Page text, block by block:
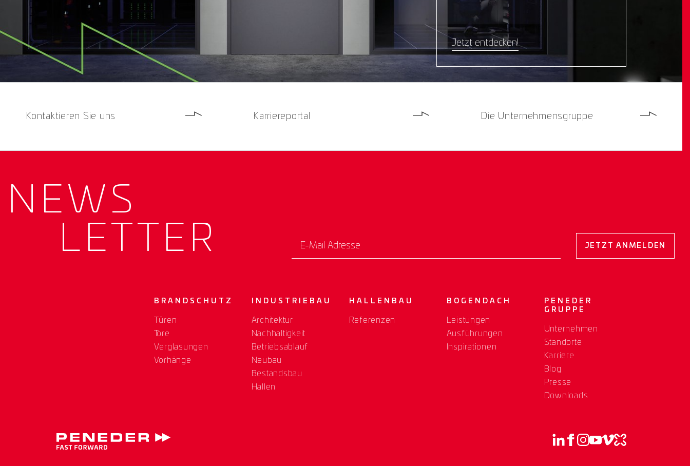
Jetzt entdecken!
Kontaktieren Sie uns Karriereportal Die Unternehmensgruppe
NEWS­
LETTER
E-Mail Adresse
JETZT ANMELDEN
BRANDSCHUTZ
Türen
Tore
Verglasungen
Vorhänge
INDUSTRIEBAU
Architektur
Nachhaltigkeit
Betriebsablauf
Neubau
Bestandsbau
Hallen
HALLENBAU
Referenzen
BOGENDACH
Leistungen
Ausführungen
Inspirationen
PENEDER
GRUPPE
Unternehmen
Standorte
Karriere
Blog
Presse
Downloads